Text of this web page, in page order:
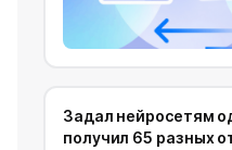
Задал нейросетям
получил 65 разных